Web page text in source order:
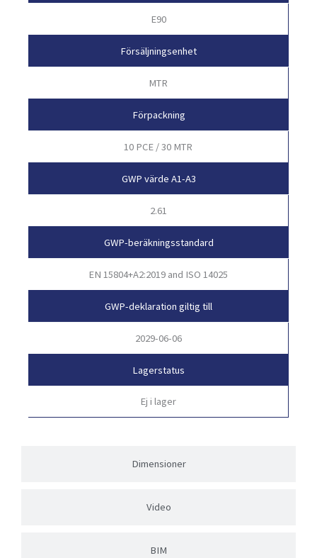
Dimensioner
Video
BIM
E90
Försäljningsenhet
MTR
Förpackning
10 PCE / 30 MTR
GWP värde A1-A3
2.61
GWP-beräkningsstandard
EN 15804+A2:2019 and ISO 14025
GWP-deklaration giltig till
2029-06-06
Lagerstatus
Ej i lager